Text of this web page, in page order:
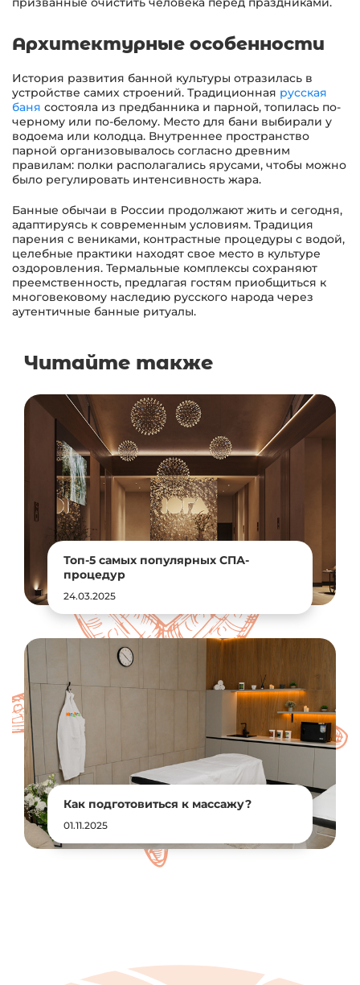
Архитектурные особенности
История развития банной культуры отразилась в
устройстве самих строений. Традиционная русская
баня состояла из предбанника и парной, топилась по-
черному или по-белому. Место для бани выбирали у
водоема или колодца. Внутреннее пространство
парной организовывалось согласно древним
правилам: полки располагались ярусами, чтобы можно
было регулировать интенсивность жара.
Банные обычаи в России продолжают жить и сегодня,
адаптируясь к современным условиям. Традиция
парения с вениками, контрастные процедуры с водой,
целебные практики находят свое место в культуре
оздоровления. Термальные комплексы сохраняют
преемственность, предлагая гостям приобщиться к
многовековому наследию русского народа через
аутентичные банные ритуалы.
Читайте также
Топ-5 самых популярных СПА-
процедур
24.03.2025
Как подготовиться к массажу?
01.11.2025